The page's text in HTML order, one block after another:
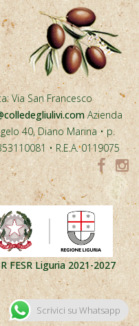
Via San Francesco
Azienda
40, Diano Marina • p.
• R.E.A. 0119075
FESR Liguria 2021-2027
Scrivici su Whatsapp